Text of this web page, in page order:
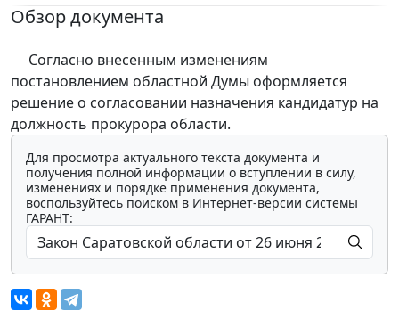
Обзор документа
Согласно внесенным изменениям
постановлением областной Думы оформляется
решение о согласовании назначения кандидатур на
должность прокурора области.
Для просмотра актуального текста документа и
получения полной информации о вступлении в силу,
изменениях и порядке применения документа,
воспользуйтесь поиском в Интернет-версии системы
ГАРАНТ: